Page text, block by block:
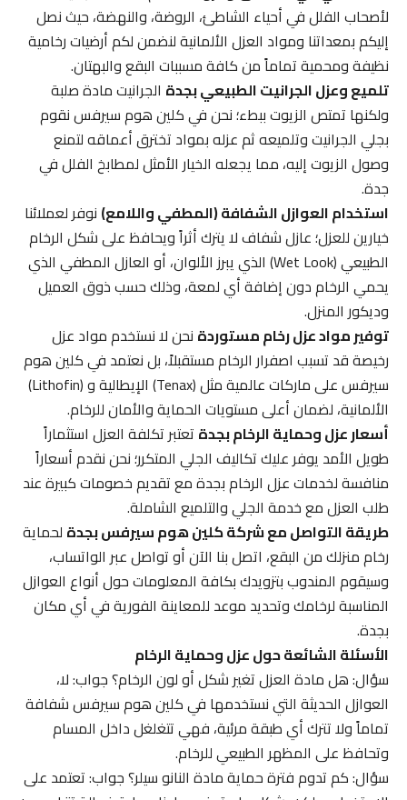
لأصحاب الفلل في أحياء الشاطئ، الروضة، والنهضة، حيث نصل
إليكم بمعداتنا ومواد العزل الألمانية لنضمن لكم أرضيات رخامية
نظيفة ومحمية تماماً من كافة مسببات البقع والبهتان.
تلميع وعزل الجرانيت الطبيعي بجدةالجرانيت مادة صلبة
ولكنها تمتص الزيوت ببطء؛ نحن في كلين هوم سيرفس نقوم
بجلي الجرانيت وتلميعه ثم عزله بمواد تخترق أعماقه لتمنع
وصول الزيوت إليه، مما يجعله الخيار الأمثل لمطابخ الفلل في
جدة.
استخدام العوازل الشفافة (المطفي واللامع)نوفر لعملائنا
خيارين للعزل؛ عازل شفاف لا يترك أثراً ويحافظ على شكل الرخام
الطبيعي (Wet Look) الذي يبرز الألوان، أو العازل المطفي الذي
يحمي الرخام دون إضافة أي لمعة، وذلك حسب ذوق العميل
وديكور المنزل.
توفير مواد عزل رخام مستوردةنحن لا نستخدم مواد عزل
رخيصة قد تسبب اصفرار الرخام مستقبلاً، بل نعتمد في كلين هوم
سيرفس على ماركات عالمية مثل (Tenax) الإيطالية و (Lithofin)
الألمانية، لضمان أعلى مستويات الحماية والأمان للرخام.
أسعار عزل وحماية الرخام بجدةتعتبر تكلفة العزل استثماراً
طويل الأمد يوفر عليك تكاليف الجلي المتكرر؛ نحن نقدم أسعاراً
منافسة لخدمات عزل الرخام بجدة مع تقديم خصومات كبيرة عند
طلب العزل مع خدمة الجلي والتلميع الشاملة.
طريقة التواصل مع شركة كلين هوم سيرفس بجدةلحماية
رخام منزلك من البقع، اتصل بنا الآن أو تواصل عبر الواتساب،
وسيقوم المندوب بتزويدك بكافة المعلومات حول أنواع العوازل
المناسبة لرخامك وتحديد موعد للمعاينة الفورية في أي مكان
بجدة.
الأسئلة الشائعة حول عزل وحماية الرخام
سؤال: هل مادة العزل تغير شكل أو لون الرخام؟ جواب: لا،
العوازل الحديثة التي نستخدمها في كلين هوم سيرفس شفافة
تماماً ولا تترك أي طبقة مرئية، فهي تتغلغل داخل المسام
وتحافظ على المظهر الطبيعي للرخام.
سؤال: كم تدوم فترة حماية مادة النانو سيلر؟ جواب: تعتمد على